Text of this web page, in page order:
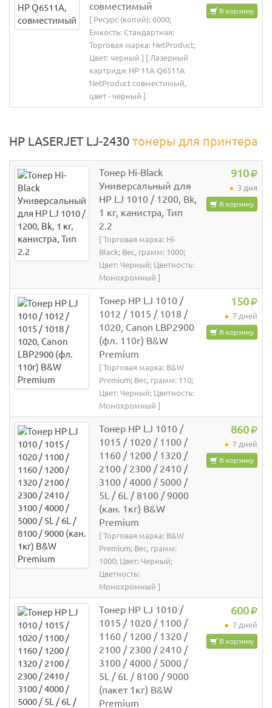
совместимый
[ Ресурс (копий): 6000;
Емкость: Стандартная;
Торговая марка: NetProduct;
Цвет: черный ] [ Лазерный
картридж HP 11A Q6511A
NetProduct совместимый,
цвет - черный ]
В корзину
HP LASERJET LJ-2430 тонеры для принтера
Тонер Hi-Black
Универсальный для
HP LJ 1010 / 1200, Bk,
1 кг, канистра, Тип
2.2
[ Торговая марка: Hi-
Black; Вес, грамм: 1000;
Цвет: Черный; Цветность:
Монохромный ]
910
3 дня
В корзину
Тонер HP LJ 1010 /
1012 / 1015 / 1018 /
1020, Canon LBP2900
(фл. 110г) B&W
Premium
[ Торговая марка: B&W
Premium; Вес, грамм: 110;
Цвет: Черный; Цветность:
Монохромный ]
150
7 дней
В корзину
Тонер HP LJ 1010 /
1015 / 1020 / 1100 /
1160 / 1200 / 1320 /
2100 / 2300 / 2410 /
3100 / 4000 / 5000 /
5L / 6L / 8100 / 9000
(кан. 1кг) B&W
Premium
[ Торговая марка: B&W
Premium; Вес, грамм:
1000; Цвет: Черный;
Цветность:
Монохромный ]
860
7 дней
В корзину
Тонер HP LJ 1010 /
1015 / 1020 / 1100 /
1160 / 1200 / 1320 /
2100 / 2300 / 2410 /
3100 / 4000 / 5000 /
5L / 6L / 8100 / 9000
(пакет 1кг) B&W
Premium
600
7 дней
В корзину